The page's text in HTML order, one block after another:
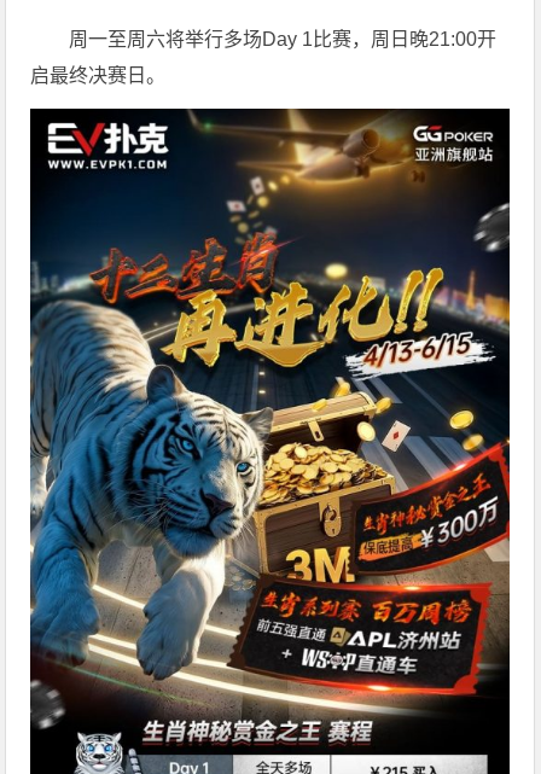
周一至周六将举行多场Day 1比赛，周日晚21:00开
启最终决赛日。